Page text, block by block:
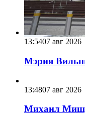
13:5407 авг 2026
Мэрия
13:4807 авг 2026
Михаил